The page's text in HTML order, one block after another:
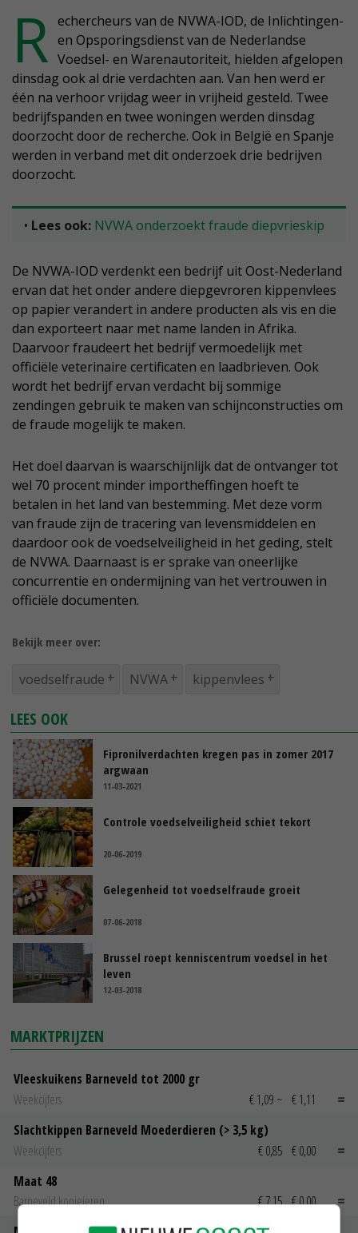
R echercheurs van de NVWA-IOD, de Inlichtingen-
en Opsporingsdienst van de Nederlandse
Voedsel- en Warenautoriteit, hielden afgelopen
dinsdag ook al drie verdachten aan. Van hen werd er
één na verhoor vrijdag weer in vrijheid gesteld. Twee
bedrijfspanden en twee woningen werden dinsdag
doorzocht door de recherche. Ook in België en Spanje
werden in verband met dit onderzoek drie bedrijven
doorzocht.
• Lees ook: NVWA onderzoekt fraude diepvrieskip
De NVWA-IOD verdenkt een bedrijf uit Oost-Nederland
ervan dat het onder andere diepgevroren kippenvlees
op papier verandert in andere producten als vis en die
dan exporteert naar met name landen in Afrika.
Daarvoor fraudeert het bedrijf vermoedelijk met
officiële veterinaire certificaten en laadbrieven. Ook
wordt het bedrijf ervan verdacht bij sommige
zendingen gebruik te maken van schijnconstructies om
de fraude mogelijk te maken.
Het doel daarvan is waarschijnlijk dat de ontvanger tot
wel 70 procent minder importheffingen hoeft te
betalen in het land van bestemming. Met deze vorm
van fraude zijn de tracering van levensmiddelen en
daardoor ook de voedselveiligheid in het geding, stelt
de NVWA. Daarnaast is er sprake van oneerlijke
concurrentie en ondermijning van het vertrouwen in
officiële documenten.
Bekijk meer over:
voedselfraude NVWA kippenvlees
LEES OOK
Fipronilverdachten kregen pas in zomer 2017
argwaan
11-03-2021
Controle voedselveiligheid schiet tekort
20-06-2019
Gelegenheid tot voedselfraude groeit
07-06-2018
Brussel roept kenniscentrum voedsel in het
leven
12-03-2018
MARKTPRIJZEN
Vleeskuikens Barneveld tot 2000 gr
Weekcijfers
€ 1,09 ~ € 1,11
Slachtkippen Barneveld Moederdieren (> 3,5 kg)
Weekcijfers
€ 0,85 € 0,00
Maat 48
Barneveld kooieieren
€ 7,15 € 0,00